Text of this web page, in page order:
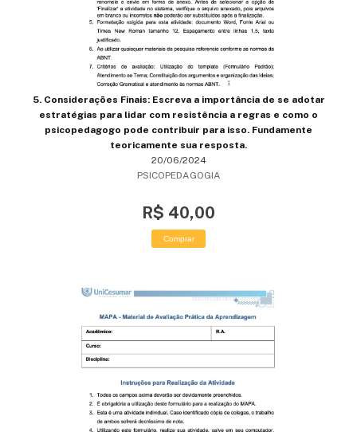
5. Considerações Finais: Escreva a importância de se adotar
estratégias para lidar com resistência a regras e como o
psicopedagogo pode contribuir para isso. Fundamente
teoricamente sua resposta.
20/06/2024
PSICOPEDAGOGIA
R$ 40,00
Comprar